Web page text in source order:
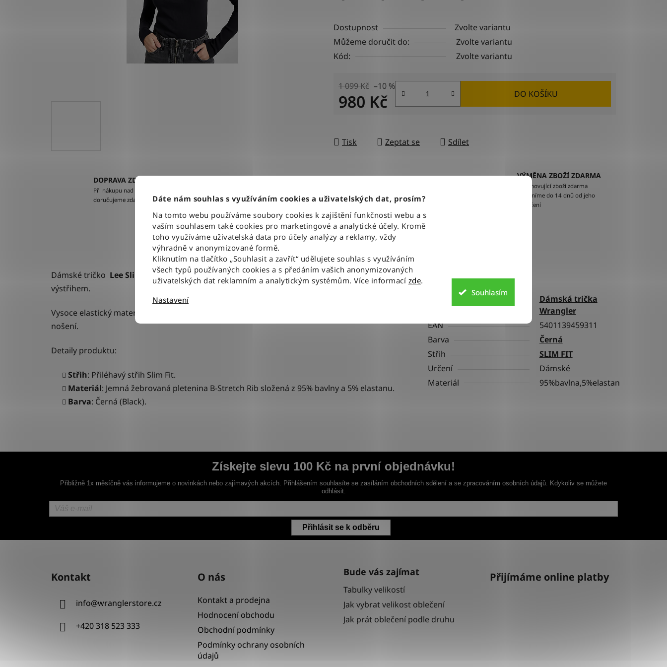
Dáte nám souhlas s využíváním cookies a uživatelských dat, prosím?
Na tomto webu používáme soubory cookies k zajištění funkčnosti webu a s
vaším souhlasem také cookies pro marketingové a analytické účely. Kromě
toho využíváme uživatelská data pro účely analýzy a reklamy, vždy
výhradně v anonymizované formě.
Kliknutím na tlačítko „Souhlasit a zavřít“ udělujete souhlas s využíváním
všech typů používaných cookies a s předáním vašich anonymizovaných
uživatelských dat reklamním a analytickým systémům. Více informací zde.
Nastavení
Souhlasím
Dostupnost
Zvolte variantu
Můžeme doručit do:
Zvolte variantu
Kód:
Zvolte variantu
1 099 Kč –10 %
980 Kč DO KOŠÍKU
Tisk Zeptat se Sdílet
DOPRAVA ZDARMA
Při nákupu nad 2500 Kč
doručujeme zdarma po celé ČR
pracovní den do 12:00
našem skladě
VÝMĚNA ZBOŽÍ ZDARMA
Nevyhovující zboží zdarma
vyměníme do 14 dnů od jeho
doručení
Popis
Dámské tričko Lee Slim Square Neck Long Sleeve Tee- s dlouhým rukávem a hranatým
výstřihem.
Vysoce elastický materiál High Stretch, který je vhodný jako základní vrstva i pro samostatné
nošení.
Detaily produktu:
Střih: Přiléhavý střih Slim Fit.
Materiál: Jemná žebrovaná pletenina B-Stretch Rib složená z 95% bavlny a 5% elastanu.
Barva: Černá (Black).
Kategorie
Dámská trička
Wrangler
EAN
5401139459311
Barva
Černá
Střih
SLIM FIT
Určení
Dámské
Materiál
95%bavlna,5%elastan
Získejte slevu 100 Kč na první objednávku!
Přibližně 1x měsíčně vás informujeme o novinkách nebo zajímavých akcích. Přihlášením souhlasíte se zasíláním obchodních sdělení a se zpracováním osobních údajů. Kdykoliv se můžete
odhlásit.
Přihlásit se k odběru
Kontakt
info@wranglerstore.cz
+420 318 523 333
O nás
Kontakt a prodejna
Hodnocení obchodu
Obchodní podmínky
Podmínky ochrany osobních
údajů
Bude vás zajímat
Tabulky velikostí
Jak vybrat velikost oblečení
Jak prát oblečení podle druhu
Přijímáme online platby